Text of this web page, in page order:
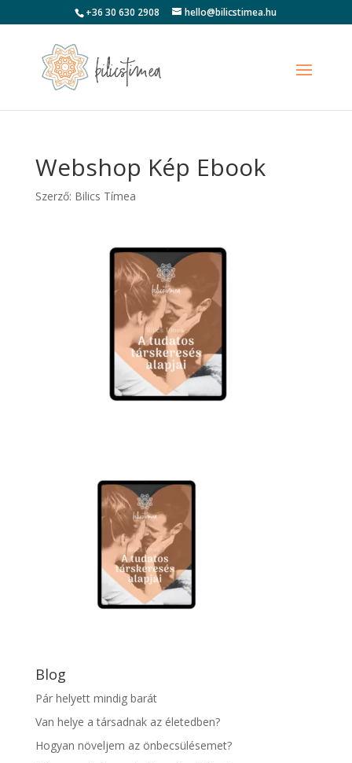
+36 30 630 2908 hello@bilicstimea.hu
Webshop Kép Ebook
Szerző: Bilics Tímea
Blog
Pár helyett mindig barát
Van helye a társadnak az életedben?
Hogyan növeljem az önbecsülésemet?